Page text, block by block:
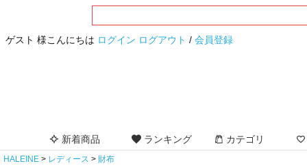
ゲスト 様こんにちは ログイン ログアウト / 会員登録
新着商品 ランキング カテゴリ
HALEINE レディース 財布